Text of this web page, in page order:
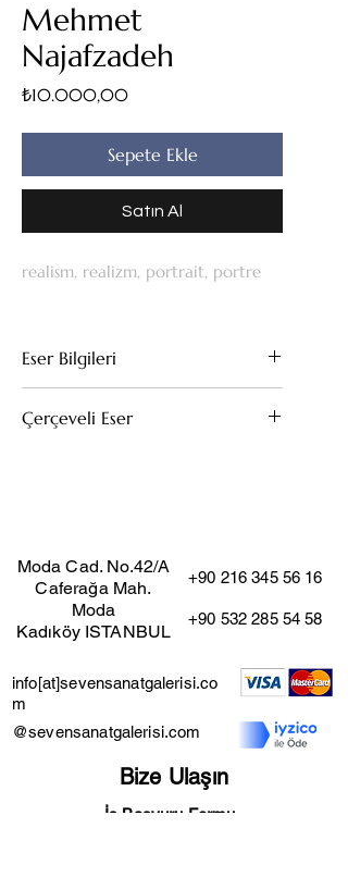
Mehmet
Najafzadeh
₺10.000,00Fiyat
Sepete Ekle
Satın Al
realism, realizm, portrait, portre
Eser Bilgileri
25x19
Çerçeveli Eser
Moda Cad. No.42/A
Caferağa Mah.
Moda
Kadıköy ISTANBUL
+90 216 345 56 16
+90 532 285 54 58
info[at]sevensanatgalerisi.co
m
@sevensanatgalerisi.com
Bize Ulaşın
İş Başvuru Formu